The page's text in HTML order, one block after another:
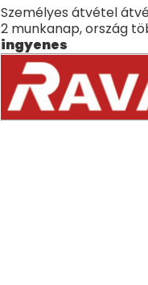
Személyes átvétel
2 munkanap, ország
ingyenes